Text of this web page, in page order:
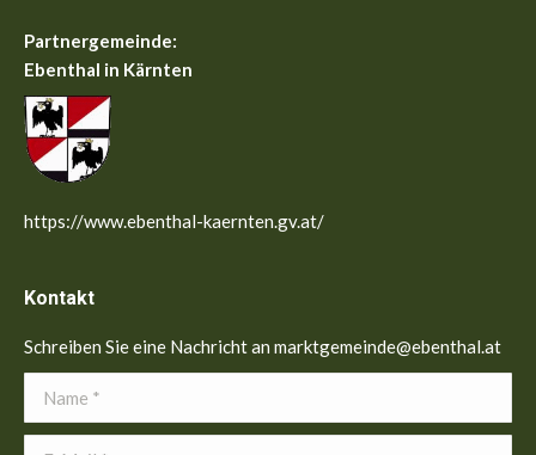
Partnergemeinde:
Ebenthal in Kärnten
https://www.ebenthal-kaernten.gv.at/
Kontakt
Schreiben Sie eine Nachricht an marktgemeinde@ebenthal.at
Name *
E-Mail *